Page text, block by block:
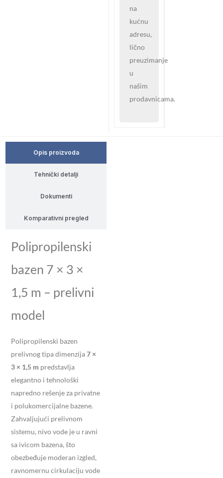
na
kućnu
adresu,
lično
preuzimanje
u
našim
prodavnicama.
Opis proizvoda
Tehnički detalji
Dokumenti
Komparativni pregled
Polipropilenski
bazen 7 × 3 ×
1,5 m – prelivni
model
Polipropilenski bazen
prelivnog tipa dimenzija7 ×
3 × 1,5 m predstavlja
elegantno i tehnološki
napredno rešenje za privatne
i polukomercijalne bazene.
Zahvaljujući prelivnom
sistemu, nivo vode je u ravni
sa ivicom bazena, što
obezbeđuje moderan izgled,
ravnomernu cirkulaciju vode